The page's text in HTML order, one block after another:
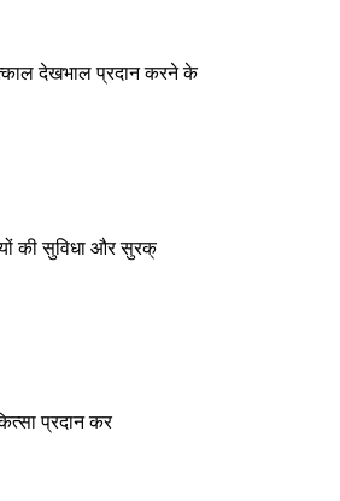
देखभाल प्रदान करने के
की सुविधा और सुरक्
प्रदान कर